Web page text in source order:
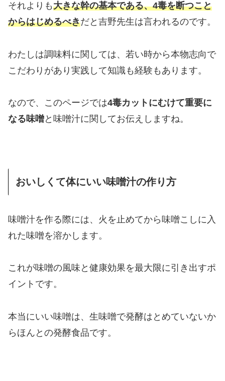
それよりも大きな幹の基本である、4毒を断つこと
からはじめるべきだと吉野先生は言われるのです。
わたしは調味料に関しては、若い時から本物志向で
こだわりがあり実践して知識も経験もあります。
なので、このページでは4毒カットにむけて重要に
なる味噌と味噌汁に関してお伝えしますね。
おいしくて体にいい味噌汁の作り方
味噌汁を作る際には、火を止めてから味噌こしに入
れた味噌を溶かします。
これが味噌の風味と健康効果を最大限に引き出すポ
イントです。
本当にいい味噌は、生味噌で発酵はとめていないか
らほんとの発酵食品です。